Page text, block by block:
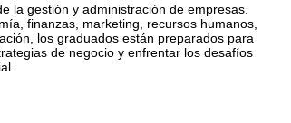
la gestión y administración de empresas.
finanzas, marketing, recursos humanos,
los graduados están preparados para
de negocio y enfrentar los desafíos